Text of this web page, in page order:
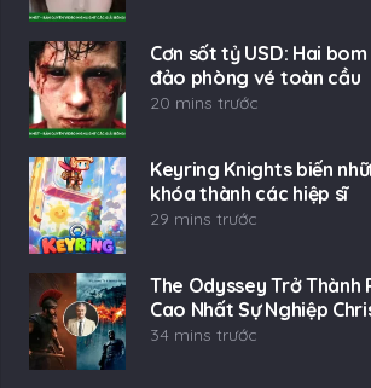
Cơn sốt tỷ USD: Hai
đảo phòng vé toàn cầu
20 mins trước
Keyring Knights biến
khóa thành các hiệp sĩ
29 mins trước
The Odyssey Trở Thành
Cao Nhất Sự Nghiệp
34 mins trước